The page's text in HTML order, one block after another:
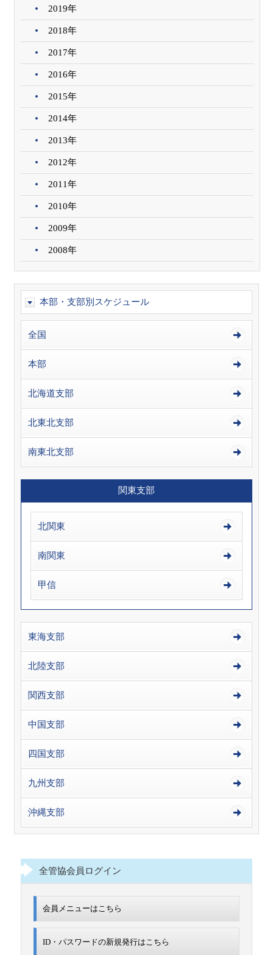
2019年
2018年
2017年
2016年
2015年
2014年
2013年
2012年
2011年
2010年
2009年
2008年
本部・支部別スケジュール
全国
本部
北海道支部
北東北支部
南東北支部
関東支部
北関東
南関東
甲信
東海支部
北陸支部
関西支部
中国支部
四国支部
九州支部
沖縄支部
全管協会員ログイン
会員メニューはこちら
ID・パスワードの新規発行はこちら